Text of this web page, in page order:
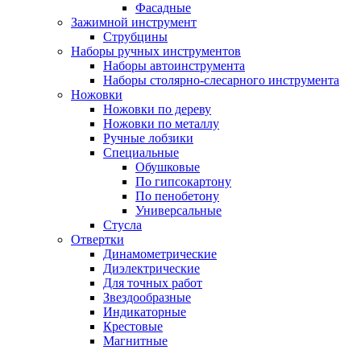
Фасадные
Зажимной инструмент
Струбцины
Наборы ручных инструментов
Наборы автоинструмента
Наборы столярно-слесарного инструмента
Ножовки
Ножовки по дереву
Ножовки по металлу
Ручные лобзики
Специальные
Обушковые
По гипсокартону
По пенобетону
Универсальные
Стусла
Отвертки
Динамометрические
Диэлектрические
Для точных работ
Звездообразные
Индикаторные
Крестовые
Магнитные